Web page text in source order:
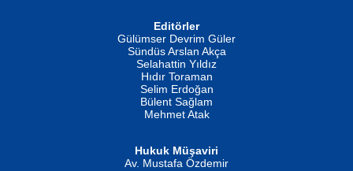
İSMAİL OKUTAN
Erkeklerin Kahrolması Ne Demektir
Evvel Zaman Tanrıçası...
Editörler
Gülümser Devrim Güler
Sündüs Arslan Akça
Selahattin Yıldız
Hıdır Toraman
Selim Erdoğan
Bülent Sağlam
Mehmet Atak
Hukuk Müşaviri
Av. Mustafa Özdemir